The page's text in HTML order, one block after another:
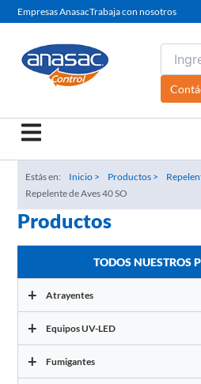
al
Empresas AnasacTrabaja con nosotros
Estás en: Inicio > Productos >
Repelente de Aves 40 SO
Productos
TODOS NUESTROS
+ Atrayentes
+ Equipos UV-LED
+ Fumigantes